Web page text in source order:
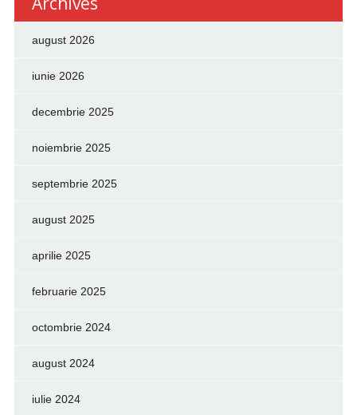
august 2026
iunie 2026
decembrie 2025
noiembrie 2025
septembrie 2025
august 2025
aprilie 2025
februarie 2025
octombrie 2024
august 2024
iulie 2024